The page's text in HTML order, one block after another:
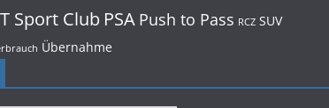
Sport Club PSA Push to Pass RCZ SUV
Übernahme